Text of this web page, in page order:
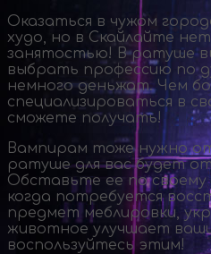
Оказаться в чужом
худо, но в Скайлайте
занятостью! В ратуше
выбрать профессию по
немного деньжат. Чем
специализироваться в
сможете получать!
Вампирам тоже нужно
ратуше для вас будет
Обставьте ее по своему
когда потребуется
предмет меблировки,
животное улучшает
воспользуйтесь этим!